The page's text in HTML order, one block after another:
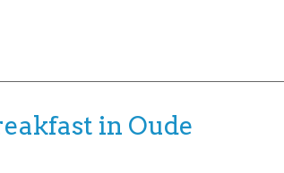
in Oude